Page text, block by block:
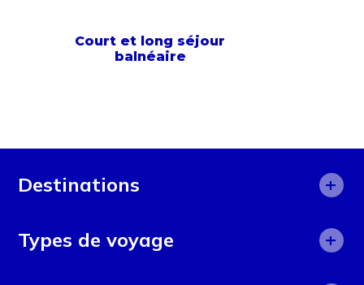
Court et long séjour
balnéaire
+
Destinations
+
Types de voyage